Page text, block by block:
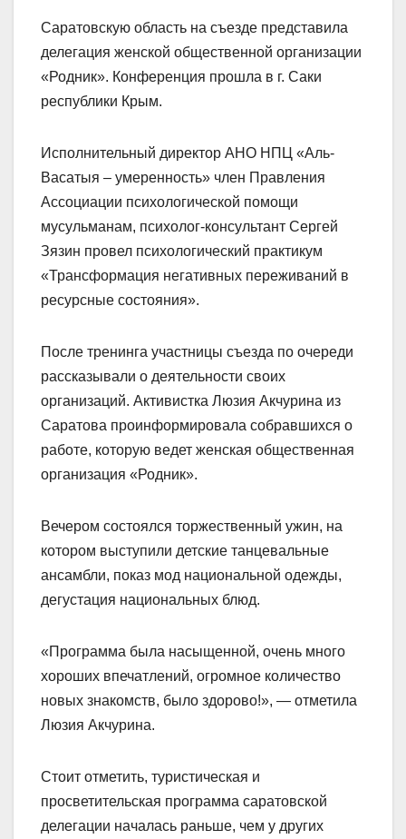
Саратовскую область на съезде представила
делегация женской общественной организации
«Родник». Конференция прошла в г. Саки
республики Крым.
Исполнительный директор АНО НПЦ «Аль-
Васатыя – умеренность» член Правления
Ассоциации психологической помощи
мусульманам, психолог-консультант Сергей
Зязин провел психологический практикум
«Трансформация негативных переживаний в
ресурсные состояния».
После тренинга участницы съезда по очереди
рассказывали о деятельности своих
организаций. Активистка Люзия Акчурина из
Саратова проинформировала собравшихся о
работе, которую ведет женская общественная
организация «Родник».
Вечером состоялся торжественный ужин, на
котором выступили детские танцевальные
ансамбли, показ мод национальной одежды,
дегустация национальных блюд.
«Программа была насыщенной, очень много
хороших впечатлений, огромное количество
новых знакомств, было здорово!», — отметила
Люзия Акчурина.
Стоит отметить, туристическая и
просветительская программа саратовской
делегации началась раньше, чем у других